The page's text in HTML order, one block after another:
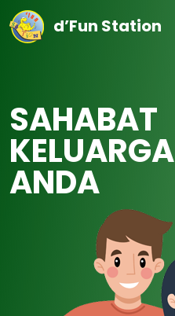
d’Fun Station
SAHABAT
KELUARGA
ANDA